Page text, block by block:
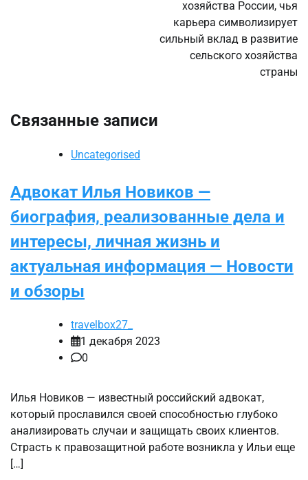
хозяйства России, чья
карьера символизирует
сильный вклад в развитие
сельского хозяйства
страны
Связанные записи
Uncategorised
Адвокат Илья Новиков —
биография, реализованные дела и
интересы, личная жизнь и
актуальная информация — Новости
и обзоры
travelbox27_
1 декабря 2023
0
Илья Новиков — известный российский адвокат,
который прославился своей способностью глубоко
анализировать случаи и защищать своих клиентов.
Страсть к правозащитной работе возникла у Ильи еще
[…]